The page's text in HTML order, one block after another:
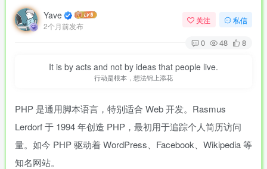
Yave
2个月前发布
关注 私信
0 48 8
It is by acts and not by ideas that people live.
行动是根本，想法锦上添花
PHP 是通用脚本语言，特别适合 Web 开发。Rasmus
Lerdorf 于 1994 年创造 PHP，最初用于追踪个人简历访问
量。如今 PHP 驱动着 WordPress、Facebook、Wikipedia 等
知名网站。